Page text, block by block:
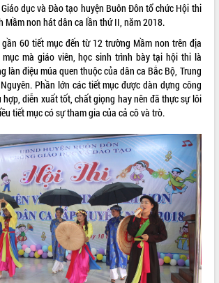
HÀNH
dục và Đào tạo huyện Buôn Đôn tổ chức Hội thi
Mầm non hát dân ca lần thứ II, năm 2018.
60 tiết mục đến từ 12 trường Mầm non trên địa
mục mà giáo viên, học sinh trình bày tại hội thi là
làn điệu múa quen thuộc của dân ca Bắc Bộ, Trung
Phần lớn các tiết mục được dàn dựng công
diễn xuất tốt, chất giọng hay nên đã thực sự lôi
tiết mục có sự tham gia của cả cô và trò.